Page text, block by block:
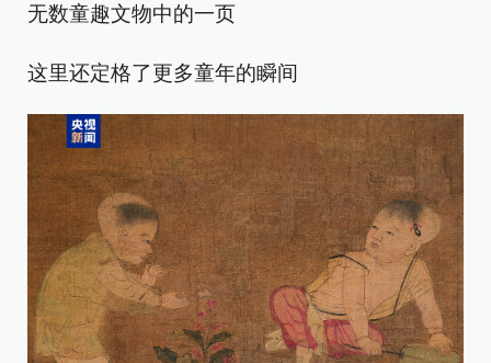
无数童趣文物中的一页
这里还定格了更多童年的瞬间